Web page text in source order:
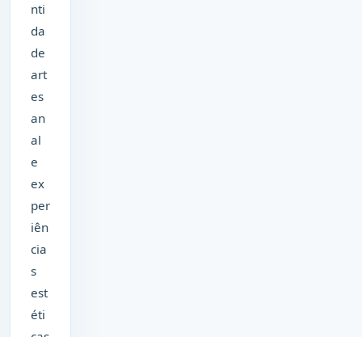
nti
da
de
art
es
an
al
e
ex
per
iên
cia
s
est
éti